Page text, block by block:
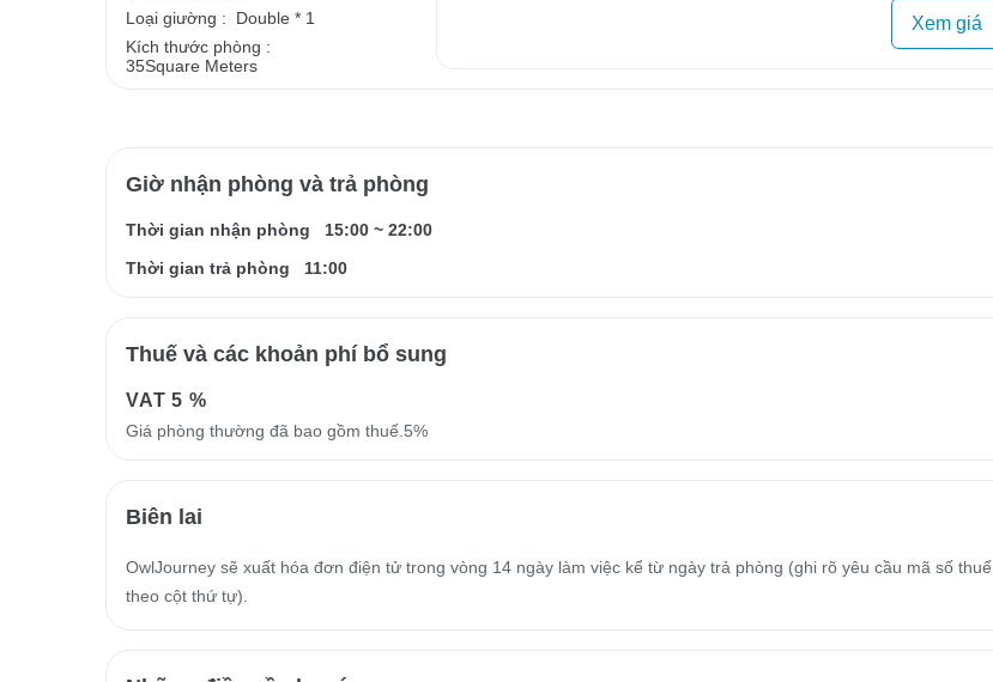
Loại giường :
Double * 1
Kích thước phòng :
35Square Meters
Xem giá
Giờ nhận phòng và trả phòng
Thời gian nhận phòng 15:00 ~ 22:00
Thời gian trả phòng
11:00
Thuế và các khoản phí bổ sung
VAT5 %
Giá phòng thường đã bao gồm thuế.5%
Biên lai
OwlJourney sẽ xuất hóa đơn điện tử trong vòng 14 ngày làm việc kể từ ngày trả phòng (ghi rõ yêu cầu mã số thuế
theo cột thứ tự).